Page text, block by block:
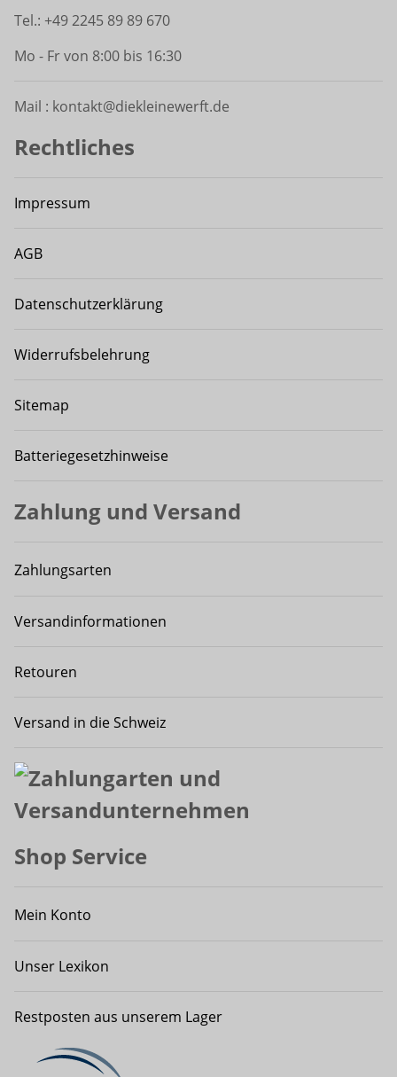
Tel.: +49 2245 89 89 670
Mo - Fr von 8:00 bis 16:30
Mail : kontakt@diekleinewerft.de
Rechtliches
Impressum
AGB
Datenschutzerklärung
Widerrufsbelehrung
Sitemap
Batteriegesetzhinweise
Zahlung und Versand
Zahlungsarten
Versandinformationen
Retouren
Versand in die Schweiz
Shop Service
Mein Konto
Unser Lexikon
Restposten aus unserem Lager